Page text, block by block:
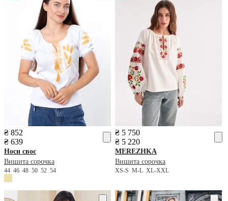
₴ 852
₴ 639
Носи своє
Вишита сорочка
44 46 48 50 52 54
₴ 5 750
₴ 5 220
MEREZHKA
Вишита сорочка
XS-SM-LXL-XXL